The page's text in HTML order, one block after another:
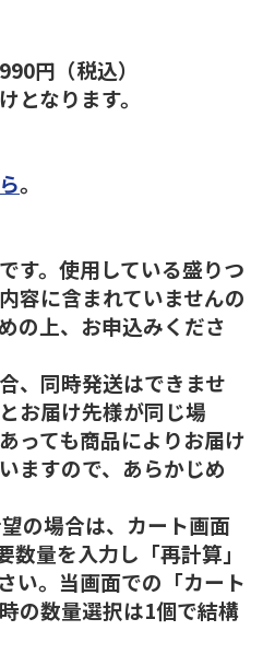
円（税込）
なります。
。
す。使用している盛りつ
容に含まれていませんの
の上、お申込みくださ
、同時発送はできませ
お届け先様が同じ場
っても商品によりお届け
ますので、あらかじめ
の場合は、カート画面
量を入力し「再計算」
い。当画面での「カート
の数量選択は1個で結構